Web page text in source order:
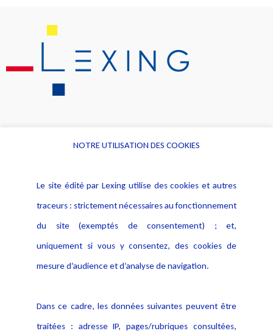
Alerte professionnelle
Déclaration d'accessibilité
Notice Légale
Politique de protection des
données
Publications
NOTRE UTILISATION DES COOKIES
Le site édité par Lexing utilise des cookies et autres
traceurs : strictement nécessaires au fonctionnement
du site (exemptés de consentement) ; et,
uniquement si vous y consentez, des cookies de
mesure d’audience et d’analyse de navigation.
Dans ce cadre, les données suivantes peuvent être
traitées : adresse IP, pages/rubriques consultées,